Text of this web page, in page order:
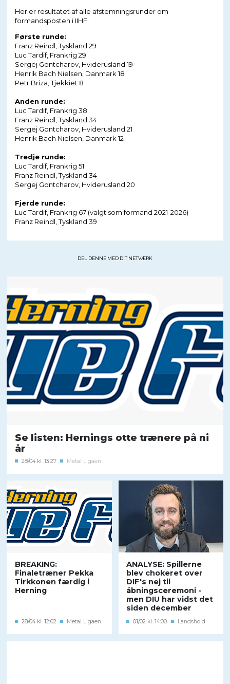
Her er resultatet af alle afstemningsrunder om
formandsposten i IIHF:
Første runde:
Franz Reindl, Tyskland 29
Luc Tardif, Frankrig 29
Sergej Gontcharov, Hviderusland 19
Henrik Bach Nielsen, Danmark 18
Petr Briza, Tjekkiet 8
Anden runde:
Luc Tardif, Frankrig 38
Franz Reindl, Tyskland 34
Sergej Gontcharov, Hviderusland 21
Henrik Bach Nielsen, Danmark 12
Tredje runde:
Luc Tardif, Frankrig 51
Franz Reindl, Tyskland 34
Sergej Gontcharov, Hviderusland 20
Fjerde runde:
Luc Tardif, Frankrig 67 (valgt som formand 2021-2026)
Franz Reindl, Tyskland 39
DEL DENNE MED DIT NETVÆRK
Se listen: Hernings otte trænere på ni
år
28/04 kl. 13:27 Metal Ligaen
BREAKING:
Finaletræner Pekka
Tirkkonen færdig i
Herning
28/04 kl. 12:02 Metal Ligaen
ANALYSE: Spillerne
blev chokeret over
DIF's nej til
åbningsceremoni -
men DIU har vidst det
siden december
01/02 kl. 14:00 Landshold